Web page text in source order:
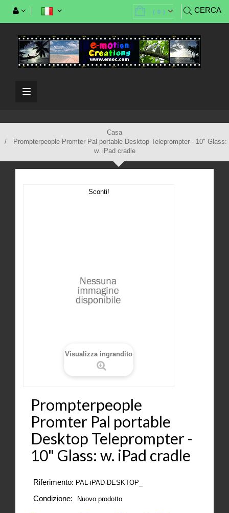
CERCA
( 0 )
Casa
Prompterpeople Promter Pal portable Desktop Teleprompter - 10" Glass:
w. iPad cradle
Sconti!
Visualizza ingrandito
Prompterpeople
Promter Pal portable
Desktop Teleprompter -
10" Glass: w. iPad cradle
Riferimento: PAL-iPAD-DESKTOP_
Condizione: Nuovo prodotto